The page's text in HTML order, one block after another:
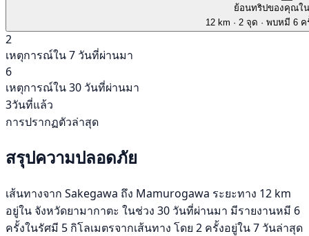
ย้อนทริปของคุณใ
12 km · 2 จุด · พบหมี 6
2
เหตุการณ์ใน 7 วันที่ผ่านมา
6
เหตุการณ์ใน 30 วันที่ผ่านมา
3วันที่แล้ว
การปรากฏตัวล่าสุด
สรุปความปลอดภัย
เส้นทางจาก Sakegawa ถึง Mamurogawa ระยะทาง 12 km
อยู่ใน จังหวัดยามากาตะ ในช่วง 30 วันที่ผ่านมา มีรายงานหมี 6
ครั้งในรัศมี 5 กิโลเมตรจากเส้นทาง โดย 2 ครั้งอยู่ใน 7 วันล่าสุด